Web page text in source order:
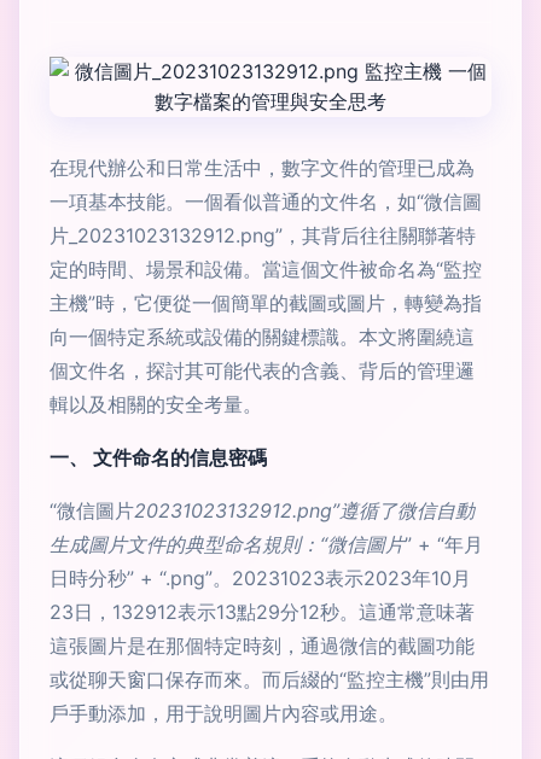
在現代辦公和日常生活中，數字文件的管理已成為
一項基本技能。一個看似普通的文件名，如“微信圖
片_20231023132912.png”，其背后往往關聯著特
定的時間、場景和設備。當這個文件被命名為“監控
主機”時，它便從一個簡單的截圖或圖片，轉變為指
向一個特定系統或設備的關鍵標識。本文將圍繞這
個文件名，探討其可能代表的含義、背后的管理邏
輯以及相關的安全考量。
一、 文件命名的信息密碼
“微信圖片20231023132912.png”遵循了微信自動
生成圖片文件的典型命名規則：“微信圖片” + “年月
日時分秒” + “.png”。20231023表示2023年10月
23日，132912表示13點29分12秒。這通常意味著
這張圖片是在那個特定時刻，通過微信的截圖功能
或從聊天窗口保存而來。而后綴的“監控主機”則由用
戶手動添加，用于說明圖片內容或用途。